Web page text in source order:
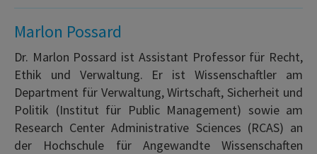
Marlon Possard
Dr. Marlon Possard ist Assistant Professor für Recht,
Ethik und Verwaltung. Er ist Wissenschaftler am
Department für Verwaltung, Wirtschaft, Sicherheit und
Politik (Institut für Public Management) sowie am
Research Center Administrative Sciences (RCAS) an
der Hochschule für Angewandte Wissenschaften